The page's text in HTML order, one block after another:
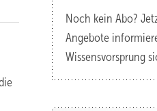
Noch kein Abo?
Angebote
Wissensvorsprung